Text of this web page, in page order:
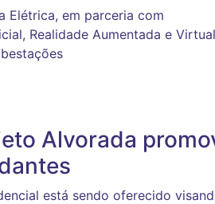
Elétrica, em parceria com
Realidade Aumentada e
Alvorada
está sendo oferecido